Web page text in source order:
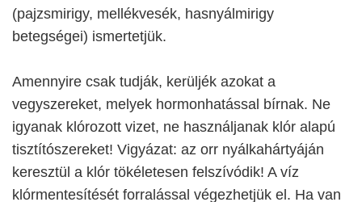
(pajzsmirigy, mellékvesék, hasnyálmirigy
betegségei) ismertetjük.
Amennyire csak tudják, kerüljék azokat a
vegyszereket, melyek hormonhatással bírnak. Ne
igyanak klórozott vizet, ne használjanak klór alapú
tisztítószereket! Vigyázat: az orr nyálkahártyáján
keresztül a klór tökéletesen felszívódik! A víz
klórmentesítését forralással végezhetjük el. Ha van